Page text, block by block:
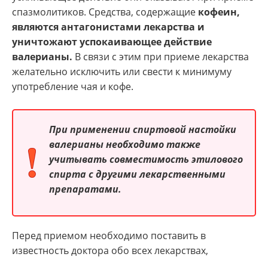
спазмолитиков. Средства, содержащие кофеин,
являются антагонистами лекарства и
уничтожают успокаивающее действие
валерианы. В связи с этим при приеме лекарства
желательно исключить или свести к минимуму
употребление чая и кофе.
При применении спиртовой настойки
валерианы необходимо также
учитывать совместимость этилового
спирта с другими лекарственными
препаратами.
Перед приемом необходимо поставить в
известность доктора обо всех лекарствах,